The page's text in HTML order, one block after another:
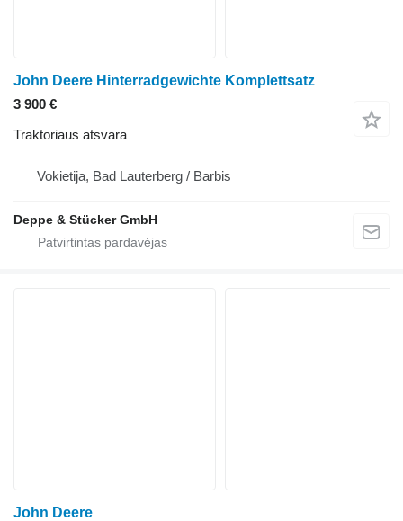
John Deere Hinterradgewichte Komplettsatz
3 900 €
Traktoriaus atsvara
Vokietija, Bad Lauterberg / Barbis
Deppe & Stücker GmbH
John Deere